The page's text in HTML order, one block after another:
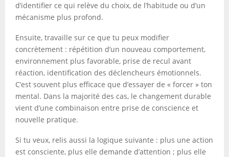
d’identifier ce qui relève du choix, de l’habitude ou d’un
mécanisme plus profond.
Ensuite, travaille sur ce que tu peux modifier
concrètement : répétition d’un nouveau comportement,
environnement plus favorable, prise de recul avant
réaction, identification des déclencheurs émotionnels.
C’est souvent plus efficace que d’essayer de « forcer » ton
mental. Dans la majorité des cas, le changement durable
vient d’une combinaison entre prise de conscience et
nouvelle pratique.
Si tu veux, relis aussi la logique suivante : plus une action
est consciente, plus elle demande d’attention ; plus elle